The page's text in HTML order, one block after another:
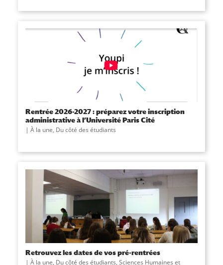
Rentrée 2026-2027 : préparez votre inscription
administrative à l’Université Paris Cité
À la une, Du côté des étudiants
Retrouvez les dates de vos pré-rentrées
À la une, Du côté des étudiants, Sciences Humaines et